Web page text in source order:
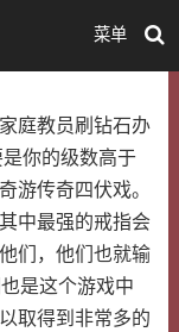
菜单
庭教员刷钻石办
你的级数高于
游传奇四伏戏。
中最强的戒指会
们，他们也就输
是这个游戏中
取得到非常多的